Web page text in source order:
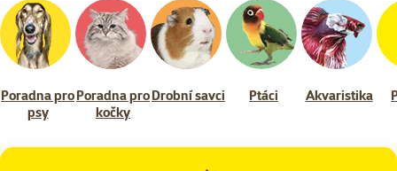
Poradna pro
psy
Poradna pro
kočky
Drobní savci Ptáci Akvaristika